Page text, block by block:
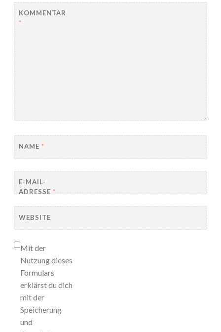
KOMMENTAR
*
NAME *
E-MAIL-
ADRESSE *
WEBSITE
Mit der
Nutzung dieses
Formulars
erklärst du dich
mit der
Speicherung
und